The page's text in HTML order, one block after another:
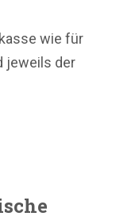
wie für
jeweils der